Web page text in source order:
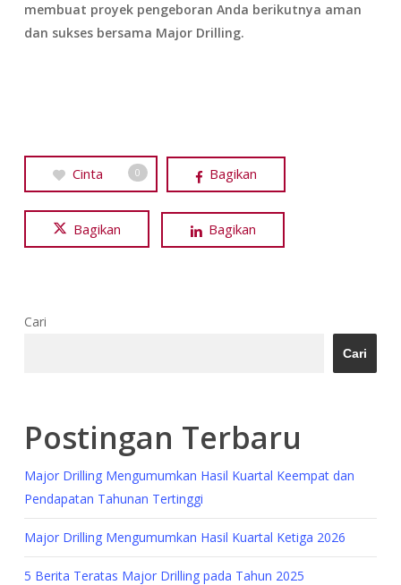
membuat proyek pengeboran Anda berikutnya aman
dan sukses bersama Major Drilling.
Cinta 0 Bagikan
Bagikan Bagikan
Cari
Cari
Postingan Terbaru
Major Drilling Mengumumkan Hasil Kuartal Keempat dan
Pendapatan Tahunan Tertinggi
Major Drilling Mengumumkan Hasil Kuartal Ketiga 2026
5 Berita Teratas Major Drilling pada Tahun 2025